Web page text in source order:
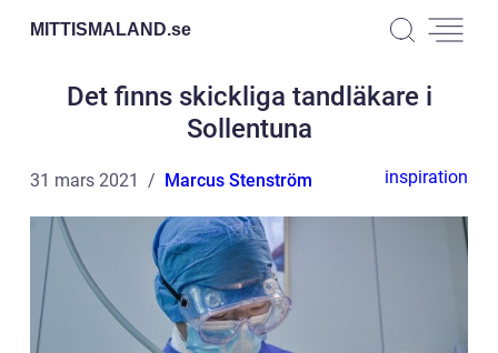
MITTISMALAND.se
Det finns skickliga tandläkare i
Sollentuna
31 mars 2021 Marcus Stenström inspiration